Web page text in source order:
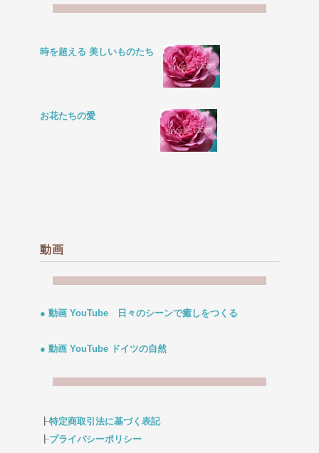
時を超える 美しいものたち
お花たちの愛
動画
● 動画 YouTube 日々のシーンで癒しをつくる
● 動画 YouTube ドイツの自然
┠特定商取引法に基づく表記
┠プライバシーポリシー